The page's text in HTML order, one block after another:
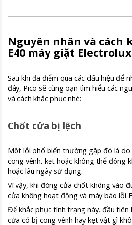
Nguyên nhân và cách
E40 máy giặt Electrolux
Sau khi đã điểm qua các dấu hiệu để
đây, Pico sẽ cùng bạn tìm hiểu các
và cách khắc phục nhé:
Chốt cửa bị lệch
Một lỗi phổ biến thường gặp đó là
cong vênh, kẹt hoặc không thể đóng
hoặc lâu ngày sử dụng.
Vì vậy, khi đóng cửa chốt không vào
cửa không hoạt động và máy báo lỗi
Để khắc phục tình trạng này, đầu tiên
cửa có bị cong vênh hay kẹt vật gì